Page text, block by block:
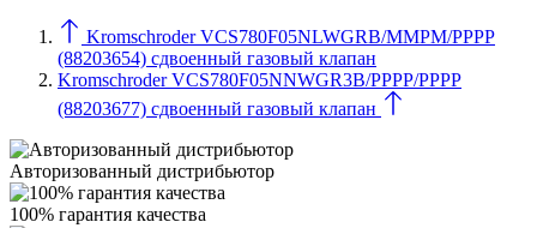
Kromschroder VCS780F05NLWGRB/MMPM/PPPP
(88203654) сдвоенный газовый клапан
Kromschroder VCS780F05NNWGR3B/PPPP/PPPP
(88203677) сдвоенный газовый клапан
Авторизованный дистрибьютор
100% гарантия качества